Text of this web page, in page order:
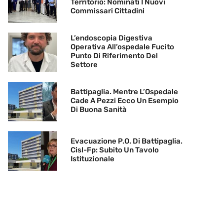
Territorio: Nominati I Nuovi
Commissari Cittadini
L’endoscopia Digestiva
Operativa All’ospedale Fucito
Punto Di Riferimento Del
Settore
Battipaglia. Mentre L’Ospedale
Cade A Pezzi Ecco Un Esempio
Di Buona Sanità
Evacuazione P.O. Di Battipaglia.
Cisl-Fp: Subito Un Tavolo
Istituzionale